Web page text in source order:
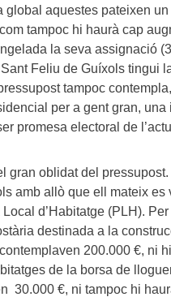
global aquestes pateixen
tampoc hi haurà cap
la seva assignació
Feliu de Guíxols tingui
tampoc
per a gent gran, una
promesa electoral de
gran oblidat del pressupost.
amb allò que ell mateix es
d’Habitatge (PLH).
destinada a la
200.000 €, ni
de la borsa de
30.000 €, ni tampoc hi